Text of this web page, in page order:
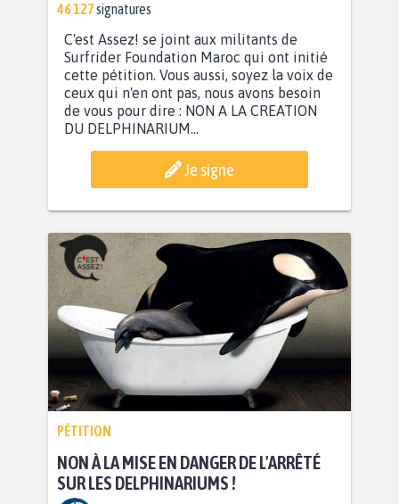
46 127signatures
C'est Assez! se joint aux militants de
Surfrider Foundation Maroc qui ont initié
cette pétition. Vous aussi, soyez la voix de
ceux qui n'en ont pas, nous avons besoin
de vous pour dire : NON A LA CREATION
DU DELPHINARIUM...
Je signe
PÉTITION
NON À LA MISE EN DANGER DE L'ARRÊTÉ
SUR LES DELPHINARIUMS !